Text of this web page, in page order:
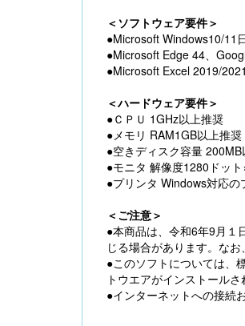
＜ソフトウェア要件＞
●Microsoft Windows10/11
●Microsoft Edge 44、
●Microsoft Excel 2019/2021
＜ハードウェア要件＞
●ＣＰＵ 1GHz以上推奨
●メモリ RAM1GB以上推奨
●空きディスク容量
●モニタ 解像度1280ドッ
●プリンタ Windows対応の
＜ご注意＞
●本商品は、令和6年9月１
じる場合があります。な
●このソフトについては、
トウエアがインストール
●インターネットへの接続